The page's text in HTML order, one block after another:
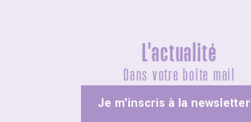
L'actualité
Dans votre boîte mail
Je m'inscris à la newsletter